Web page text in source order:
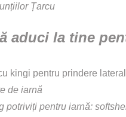
Țarcu
aduci la tine
kingi pentru prindere
de iarnă
potriviți pentru iarnă: